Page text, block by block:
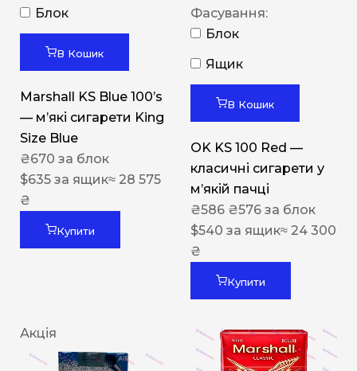
Блок
В Кошик
Marshall KS Blue 100’s
— м’які сигарети King
Size Blue
₴670 за блок
$635 за ящик≈ 28 575
₴
Купити
Фасування:
Блок
Ящик
В Кошик
OK KS 100 Red —
класичні сигарети у
м’якій пачці
₴586 ₴576 за блок
$540 за ящик≈ 24 300
₴
Купити
Акція